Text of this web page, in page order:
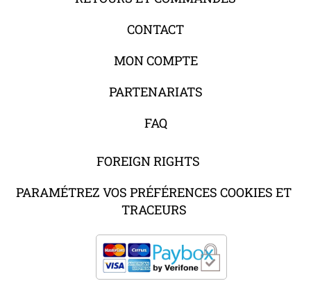
CONTACT
MON COMPTE
PARTENARIATS
FAQ
FOREIGN RIGHTS
PARAMÉTREZ VOS PRÉFÉRENCES COOKIES ET
TRACEURS